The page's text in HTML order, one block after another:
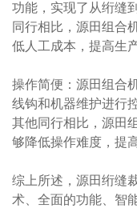
功能，实现了从绗缝
同行相比，源田组合
低人工成本，提高生
操作简便：源田组合
线钩和机器维护进行
其他同行相比，源田
够降低操作难度，提
综上所述，源田绗缝
术、全面的功能、智